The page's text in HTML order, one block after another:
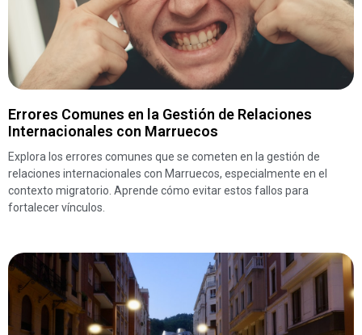
Errores Comunes en la Gestión de Relaciones
Internacionales con Marruecos
Explora los errores comunes que se cometen en la gestión de
relaciones internacionales con Marruecos, especialmente en el
contexto migratorio. Aprende cómo evitar estos fallos para
fortalecer vínculos.